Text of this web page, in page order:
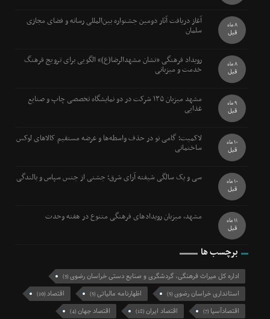
آغاز دریافت آثار دومین جشنواره بین‌المللی رسانه و فضای مجازی
سلمان 8 ماه
قبل
رویداد فرهنگی «نشان مشهدالرضا(ع)» الگویی برای ترویج فرهنگ
خدمت و میزبانی 8 ماه
قبل
مشهد میزبان ۱۳۵ شرکت در دو نمایشگاه تخصصی چاپ و صنایع
غذایی 9 ماه
قبل
لاکمیت؛ گامی نو در حذف واسطه‌ها و عرضه مستقیم کالاهای لوکس
ساختمانی 10 ماه
قبل
سی و یک سالگی شیفته آرای شرق؛ جشنی از جنس سپاس و بالندگی 10 ماه
قبل
مشهد، میزبان رویدادهای فرهنگی متنوع در هفته وحدت 11 ماه
قبل
برچسب ها
اداره کل میراث فرهنگی، گردشگری و صنایع دستی خراسان رضوی(3)
استانداری خراسان رضوی(5) اظهارنامه مالیاتی(5) اقتصاد(10)
اقتصادآسیا (7) اقتصاد ایران(18) اقتصاد جهان(4)